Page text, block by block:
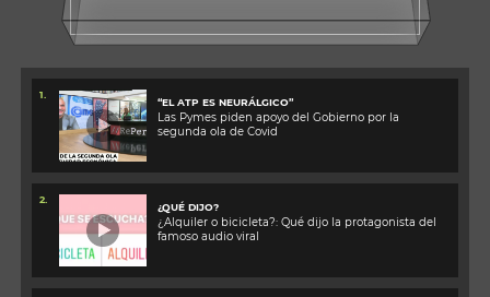
1.
“EL ATP ES NEURÁLGICO”
Las Pymes piden apoyo del Gobierno por la
segunda ola de Covid
2.
¿QUÉ DIJO?
¿Alquiler o bicicleta?: Qué dijo la protagonista del
famoso audio viral